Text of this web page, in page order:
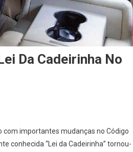
Da Cadeirinha No
com importantes mudanças no Código
conhecida “Lei da Cadeirinha” tornou-